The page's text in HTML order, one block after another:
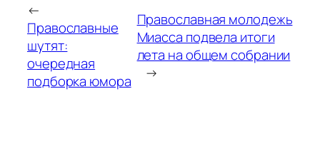
←
Православные
шутят:
очередная
подборка юмора
Православная молодежь
Миасса подвела итоги
лета на общем собрании
→